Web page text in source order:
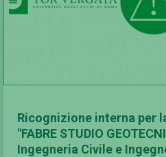
Ricognizione interna per
"FABRE STUDIO
Ingegneria Civile e